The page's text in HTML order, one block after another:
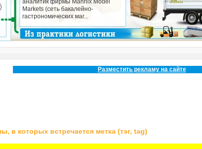
аналитик фирмы Mannix Model
Markets (сеть бакалейно-
гастрономических маг...
Разместить рекламу на сайте
в которых встречается метка (тэг, tag)